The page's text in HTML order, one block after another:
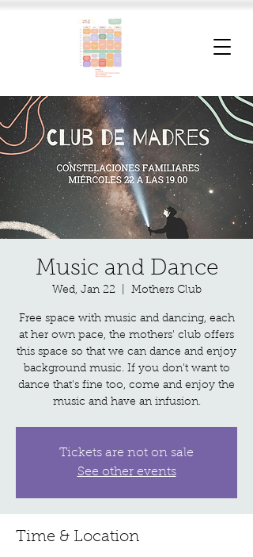
Music and Dance
Wed, Jan 22
  |
Mothers Club
Free space with music and dancing, each
at her own pace, the mothers' club offers
this space so that we can dance and enjoy
background music. If you don't want to
dance that's fine too, come and enjoy the
music and have an infusion.
Tickets are not on sale
See other events
Time & Location